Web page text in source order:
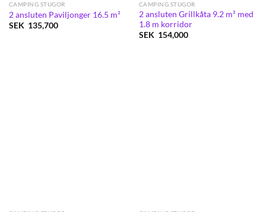
CAMPING STUGOR
2 ansluten Paviljonger 16.5 m²
SEK 135,700
CAMPING STUGOR
2 ansluten Grillkåta 9.2 m² med
1.8 m korridor
SEK 154,000